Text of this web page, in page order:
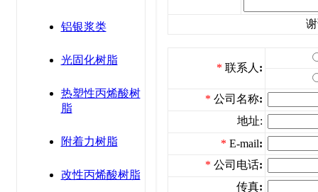
铝银浆类
光固化树脂
热塑性丙烯酸树
脂
附着力树脂
改性丙烯酸树脂
* 联系人 :
* 公司名称:
地址:
* E-mail:
* 公司电话:
传真: